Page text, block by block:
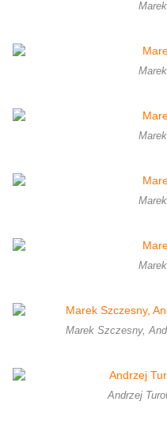
Marek Szczesny,
Andrzej